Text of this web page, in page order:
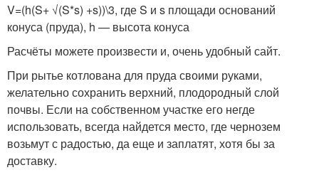
V=(h(S+ √(S*s) +s))\3, где S и s площади оснований
конуса (пруда), h — высота конуса
Расчёты можете произвести и, очень удобный сайт.
При рытье котлована для пруда своими руками,
желательно сохранить верхний, плодородный слой
почвы. Если на собственном участке его негде
использовать, всегда найдется место, где чернозем
возьмут с радостью, да еще и заплатят, хотя бы за
доставку.